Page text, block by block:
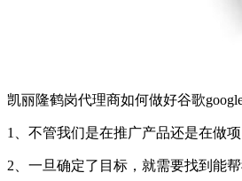
凯丽隆鹤岗代理商如何做好谷歌
1、不管我们是在推广产品还是在做
2、一旦确定了目标，就需要找到能